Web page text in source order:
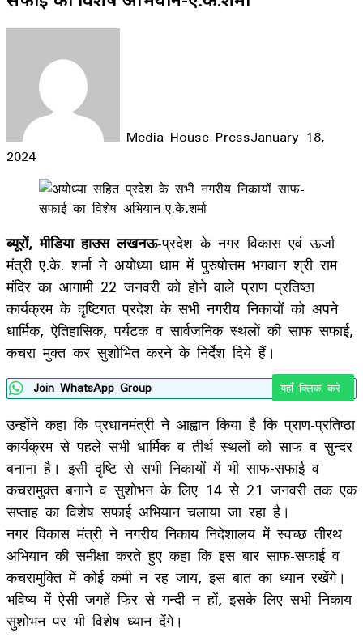
Media House PressJanuary 18,
2024
Facebook
LinkedIn
WhatsApp
Telegram
ब्यूरों, मीडिया हाउस लखनऊ-प्रदेश के नगर विकास एवं ऊर्जा
मंत्री ए.के. शर्मा ने अयोध्या धाम में पुरुषोत्तम भगवान श्री राम
मंदिर का आगामी 22 जनवरी को होने वाले प्राण प्रतिष्ठा
कार्यक्रम के दृष्टिगत प्रदेश के सभी नगरीय निकायों को अपने
धार्मिक, ऐतिहासिक, पर्यटक व सार्वजनिक स्थलों की साफ सफाई,
कचरा मुक्त कर सुशोभित करने के निर्देश दिये हैं।
Join WhatsApp Group यहाँ क्लिक करे
उन्होंने कहा कि प्रधानमंत्री ने आह्वान किया है कि प्राण-प्रतिष्ठा
कार्यक्रम से पहले सभी धार्मिक व तीर्थ स्थलों को साफ व सुन्दर
बनाना है। इसी दृष्टि से सभी निकायों में भी साफ-सफाई व
कचरामुक्त बनाने व सुशोभन के लिए 14 से 21 जनवरी तक एक
सप्ताह का विशेष सफाई अभियान चलाया जा रहा है।
नगर विकास मंत्री ने नगरीय निकाय निदेशालय में स्वच्छ तीरथ
अभियान की समीक्षा करते हुए कहा कि इस बार साफ-सफाई व
कचरामुक्ति में कोई कमी न रह जाय, इस बात का ध्यान रखेंगे।
भविष्य में ऐसी जगहें फिर से गन्दी न हों, इसके लिए सभी निकाय
सुशोभन पर भी विशेष ध्यान देंगे।